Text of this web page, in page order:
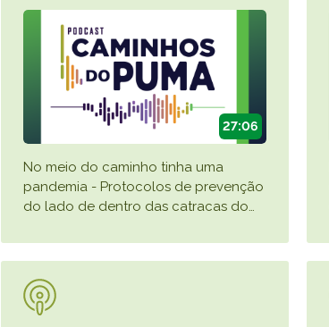
27:06
No meio do caminho tinha uma
pandemia - Protocolos de prevenção
do lado de dentro das catracas do…